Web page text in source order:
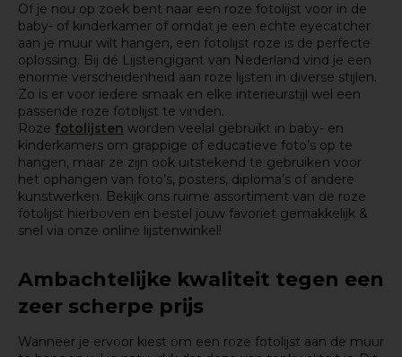
Of je nou op zoek bent naar een roze fotolijst voor in de
baby- of kinderkamer of omdat je een echte eyecatcher
aan je muur wilt hangen, een fotolijst roze is de perfecte
oplossing. Bij dé Lijstengigant van Nederland vind je een
enorme verscheidenheid aan roze lijsten in diverse stijlen.
Zo is er voor iedere smaak en elke interieurstijl wel een
passende roze fotolijst te vinden.
Roze fotolijsten worden veelal gebruikt in baby- en
kinderkamers om grappige of educatieve foto’s op te
hangen, maar ze zijn ook uitstekend te gebruiken voor
het ophangen van foto’s, posters, diploma’s of andere
kunstwerken. Bekijk ons ruime assortiment van de roze
fotolijst hierboven en bestel jouw favoriet gemakkelijk &
snel via onze online lijstenwinkel!
Ambachtelijke kwaliteit tegen een
zeer scherpe prijs
Wanneer je ervoor kiest om een roze fotolijst aan de muur